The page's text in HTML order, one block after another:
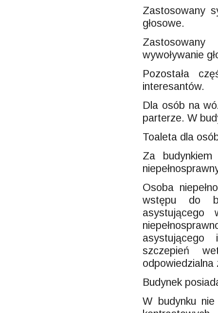
Zastosowany
głosowe.
wywoływanie
Pozostała
interesantów.
Dla osób na
parterze. W
Toaleta dla
Za
Osoba
wstępu do
asystującego
szczepień
Budynek
W budynku